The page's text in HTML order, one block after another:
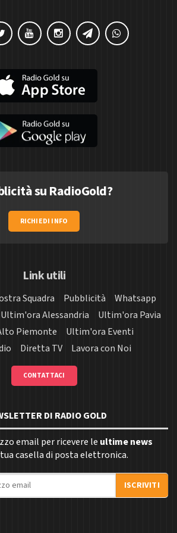
su RadioGold?
RICHIEDI INFO
Link utili
Squadra Pubblicità
Whatsapp
Ultim'ora Alessandria
Ultim'ora Pavia
Piemonte
Ultim'ora Eventi
Diretta TV Lavora con Noi
CONTATTACI
DI RADIO GOLD
email per ricevere le ultime news
casella di posta elettronica.
ISCRIVITI